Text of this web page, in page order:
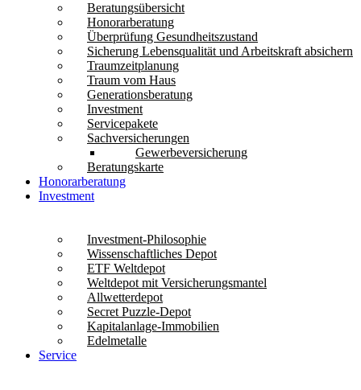
Beratungsübersicht
Honorarberatung
Überprüfung Gesundheitszustand
Sicherung Lebensqualität und Arbeitskraft absichern
Traumzeitplanung
Traum vom Haus
Generationsberatung
Investment
Servicepakete
Sachversicherungen
Gewerbeversicherung
Beratungskarte
Honorarberatung
Investment
Investment-Philosophie
Wissenschaftliches Depot
ETF Weltdepot
Weltdepot mit Versicherungsmantel
Allwetterdepot
Secret Puzzle-Depot
Kapitalanlage-Immobilien
Edelmetalle
Service